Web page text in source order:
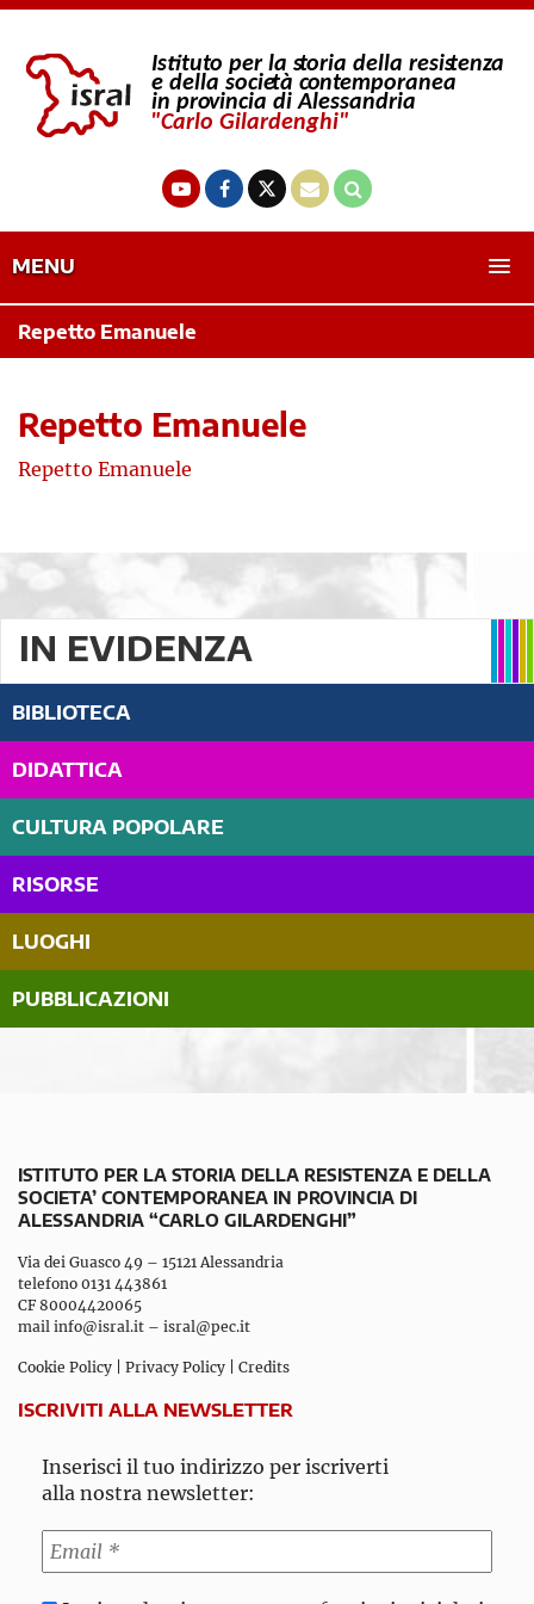
MENU
Repetto Emanuele
Repetto Emanuele
Repetto Emanuele
IN EVIDENZA
BIBLIOTECA
DIDATTICA
CULTURA POPOLARE
RISORSE
LUOGHI
PUBBLICAZIONI
ISTITUTO PER LA STORIA DELLA RESISTENZA E DELLA
SOCIETA’ CONTEMPORANEA IN PROVINCIA DI
ALESSANDRIA “CARLO GILARDENGHI”
Via dei Guasco 49 – 15121 Alessandria
telefono 0131 443861
CF 80004420065
mail info@isral.it – isral@pec.it
Cookie Policy Privacy Policy Credits
ISCRIVITI ALLA NEWSLETTER
Inserisci il tuo indirizzo per iscriverti
alla nostra newsletter: